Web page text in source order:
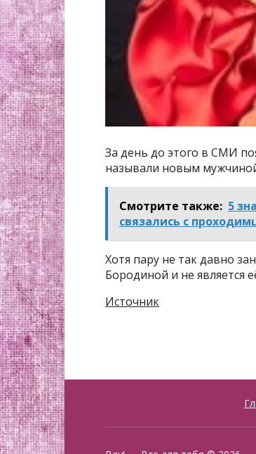
За день до этого в СМИ
называли новым
Смотрите также: 5
связались с
Хотя пару не так давно
Бородиной и не является
Источник